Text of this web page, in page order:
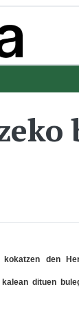
kokatzen den
dituen